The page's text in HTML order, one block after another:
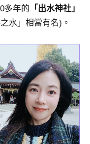
多年的 「出水神社」
水」相當有名)。